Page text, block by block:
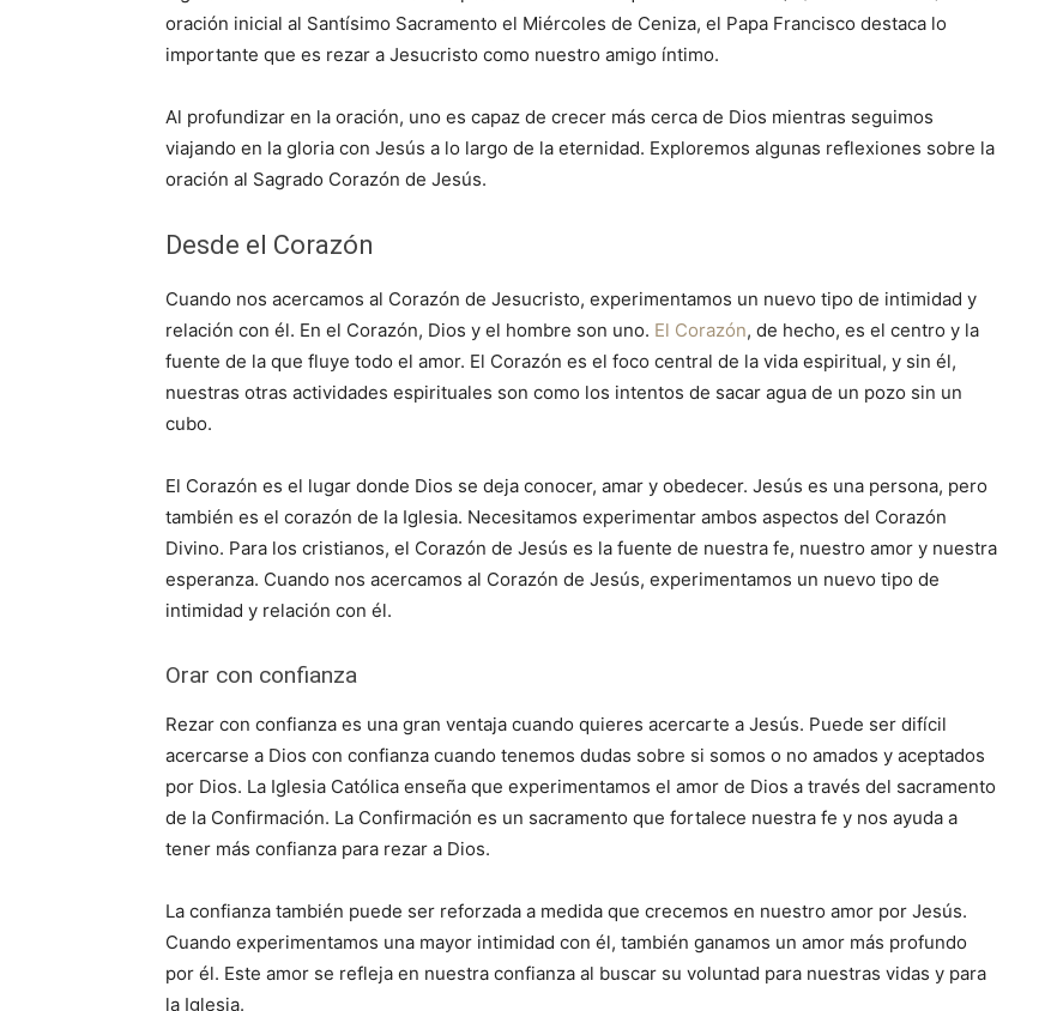
oración inicial al Santísimo Sacramento el Miércoles de Ceniza, el Papa Francisco destaca lo
importante que es rezar a Jesucristo como nuestro amigo íntimo.
Al profundizar en la oración, uno es capaz de crecer más cerca de Dios mientras seguimos
viajando en la gloria con Jesús a lo largo de la eternidad. Exploremos algunas reflexiones sobre la
oración al Sagrado Corazón de Jesús.
Desde el Corazón
Cuando nos acercamos al Corazón de Jesucristo, experimentamos un nuevo tipo de intimidad y
relación con él. En el Corazón, Dios y el hombre son uno. El Corazón, de hecho, es el centro y la
fuente de la que fluye todo el amor. El Corazón es el foco central de la vida espiritual, y sin él,
nuestras otras actividades espirituales son como los intentos de sacar agua de un pozo sin un
cubo.
El Corazón es el lugar donde Dios se deja conocer, amar y obedecer. Jesús es una persona, pero
también es el corazón de la Iglesia. Necesitamos experimentar ambos aspectos del Corazón
Divino. Para los cristianos, el Corazón de Jesús es la fuente de nuestra fe, nuestro amor y nuestra
esperanza. Cuando nos acercamos al Corazón de Jesús, experimentamos un nuevo tipo de
intimidad y relación con él.
Orar con confianza
Rezar con confianza es una gran ventaja cuando quieres acercarte a Jesús. Puede ser difícil
acercarse a Dios con confianza cuando tenemos dudas sobre si somos o no amados y aceptados
por Dios. La Iglesia Católica enseña que experimentamos el amor de Dios a través del sacramento
de la Confirmación. La Confirmación es un sacramento que fortalece nuestra fe y nos ayuda a
tener más confianza para rezar a Dios.
La confianza también puede ser reforzada a medida que crecemos en nuestro amor por Jesús.
Cuando experimentamos una mayor intimidad con él, también ganamos un amor más profundo
por él. Este amor se refleja en nuestra confianza al buscar su voluntad para nuestras vidas y para
la Iglesia.